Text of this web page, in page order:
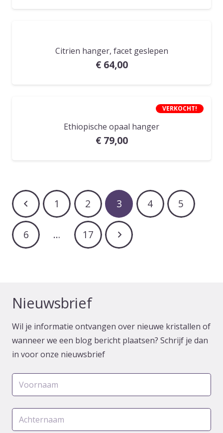
Citrien hanger, facet geslepen
€64,00
VERKOCHT!
Ethiopische opaal hanger
€79,00
1 2 3 4 5
6 … 17
Nieuwsbrief
Wil je informatie ontvangen over nieuwe kristallen of
wanneer we een blog bericht plaatsen? Schrijf je dan
in voor onze nieuwsbrief